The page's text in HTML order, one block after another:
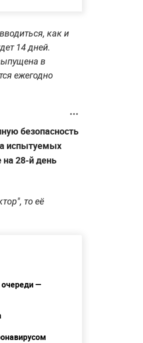
как и
14 дней.
в
ежегодно
безопасность
испытуемых
28-й день
то её
—